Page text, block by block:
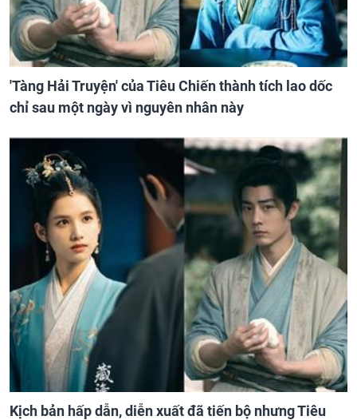
'Tàng Hải Truyện' của Tiêu Chiến thành tích lao dốc
chỉ sau một ngày vì nguyên nhân này
Kịch bản hấp dẫn, diễn xuất đã tiến bộ nhưng Tiêu